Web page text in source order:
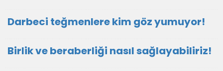
Darbeci teğmenlere kim göz yumuyor!
Birlik ve beraberliği nasıl sağlayabiliriz!